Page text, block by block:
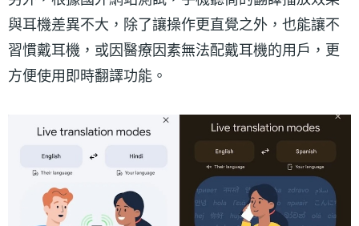
與耳機差異不大，除了讓操作更直覺之外，也能讓不
習慣戴耳機，或因醫療因素無法配戴耳機的用戶，更
方便使用即時翻譯功能。